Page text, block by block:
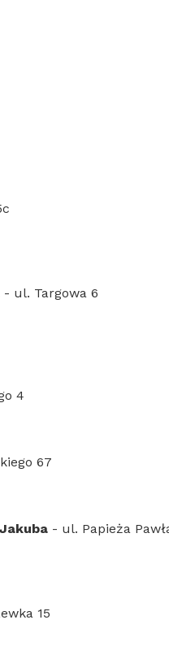
- ul. Targowa 6
4
67
- ul. Papieża
15